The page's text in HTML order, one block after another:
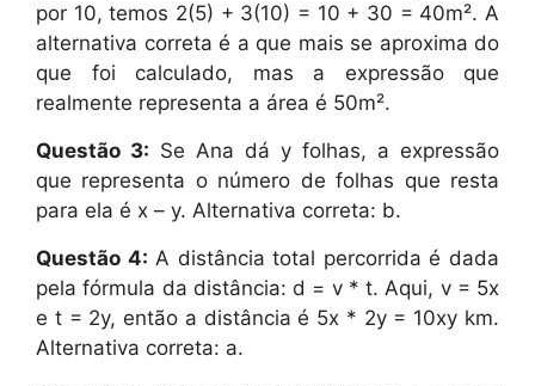
por 10, temos 2(5) + 3(10) = 10 + 30 = 40m². A
alternativa correta é a que mais se aproxima do
que foi calculado, mas a expressão que
realmente representa a área é 50m².
Questão 3: Se Ana dá y folhas, a expressão
que representa o número de folhas que resta
para ela é x – y. Alternativa correta: b.
Questão 4: A distância total percorrida é dada
pela fórmula da distância: d = v * t. Aqui, v = 5x
e t = 2y, então a distância é 5x * 2y = 10xy km.
Alternativa correta: a.